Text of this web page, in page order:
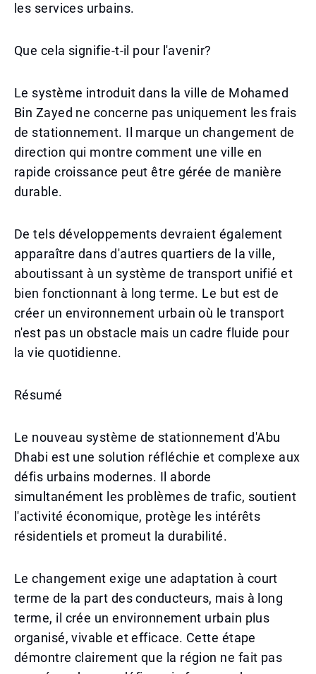
les services urbains.
Que cela signifie-t-il pour l'avenir?
Le système introduit dans la ville de Mohamed
Bin Zayed ne concerne pas uniquement les frais
de stationnement. Il marque un changement de
direction qui montre comment une ville en
rapide croissance peut être gérée de manière
durable.
De tels développements devraient également
apparaître dans d'autres quartiers de la ville,
aboutissant à un système de transport unifié et
bien fonctionnant à long terme. Le but est de
créer un environnement urbain où le transport
n'est pas un obstacle mais un cadre fluide pour
la vie quotidienne.
Résumé
Le nouveau système de stationnement d'Abu
Dhabi est une solution réfléchie et complexe aux
défis urbains modernes. Il aborde
simultanément les problèmes de trafic, soutient
l'activité économique, protège les intérêts
résidentiels et promeut la durabilité.
Le changement exige une adaptation à court
terme de la part des conducteurs, mais à long
terme, il crée un environnement urbain plus
organisé, vivable et efficace. Cette étape
démontre clairement que la région ne fait pas